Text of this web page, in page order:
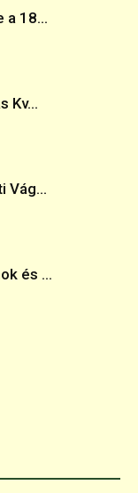
a 18...
Kv...
Vág...
és ...